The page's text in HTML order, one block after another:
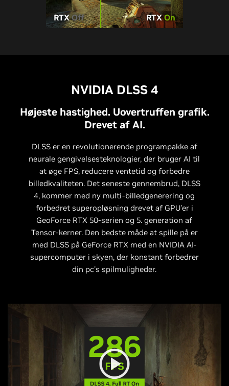
RTXOff RTXOn
NVIDIA DLSS 4
Højeste hastighed. Uovertruffen grafik.
Drevet af AI.
DLSS er en revolutionerende programpakke af
neurale gengivelsesteknologier, der bruger AI til
at øge FPS, reducere ventetid og forbedre
billedkvaliteten. Det seneste gennembrud, DLSS
4, kommer med ny multi-billedgenerering og
forbedret superopløsning drevet af GPU'er i
GeoForce RTX 50-serien og 5. generation af
Tensor-kerner. Den bedste måde at spille på er
med DLSS på GeForce RTX med en NVIDIA AI-
supercomputer i skyen, der konstant forbedrer
din pc's spilmuligheder.